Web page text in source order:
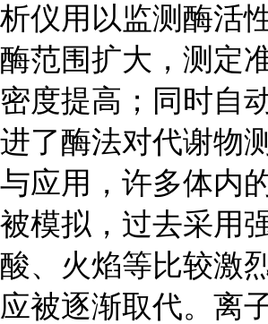
析仪用以监测酶活
酶范围扩大，测定
密度提高；同时自
进了酶法对代谢物
与应用，许多体内
被模拟，过去采用
酸、火焰等比较激
应被逐渐取代。离